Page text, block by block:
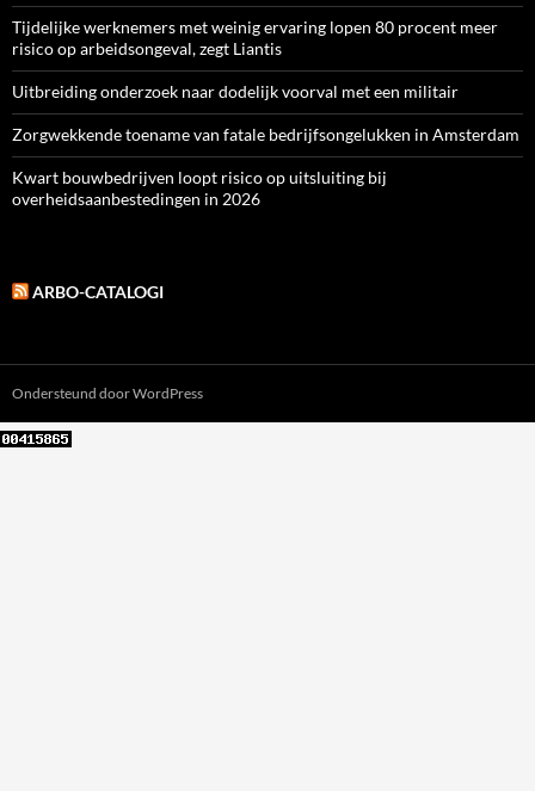
Tijdelijke werknemers met weinig ervaring lopen 80 procent meer
risico op arbeidsongeval, zegt Liantis
Uitbreiding onderzoek naar dodelijk voorval met een militair
Zorgwekkende toename van fatale bedrijfsongelukken in Amsterdam
Kwart bouwbedrijven loopt risico op uitsluiting bij
overheidsaanbestedingen in 2026
ARBO-CATALOGI
Ondersteund door WordPress